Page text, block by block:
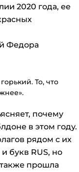
2020 года, ее
Федора
То, что
почему
в этом году.
рядом с их
букв RUS, но
прошла